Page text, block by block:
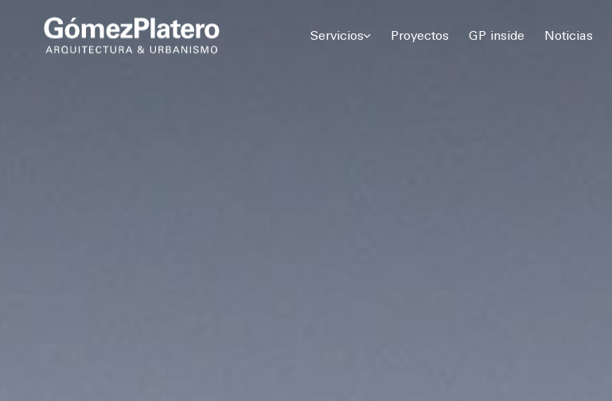
Servicios Proyectos GP inside Noticias